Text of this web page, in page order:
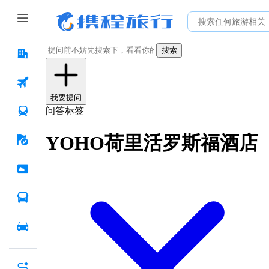
搜索
我要提问
问答标签
YOHO荷里活罗斯福酒店